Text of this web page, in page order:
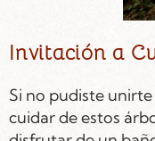
Invitación a
Si no pudiste
cuidar de estos